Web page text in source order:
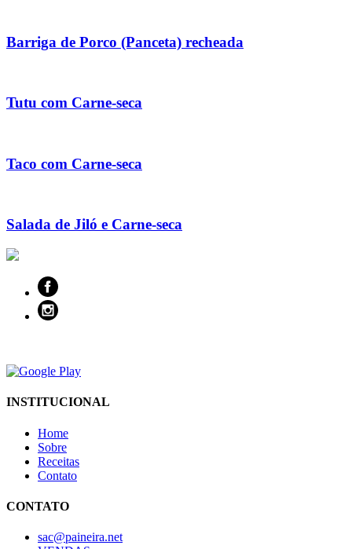
Barriga de Porco (Panceta) recheada
Tutu com Carne-seca
Taco com Carne-seca
Salada de Jiló e Carne-seca
INSTITUCIONAL
Home
Sobre
Receitas
Contato
CONTATO
sac@paineira.net